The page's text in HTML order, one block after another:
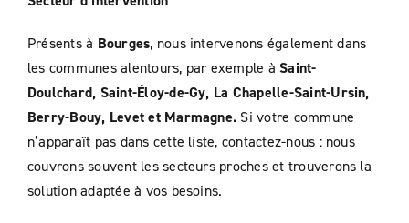
Présents à Bourges, nous intervenons également dans
les communes alentours, par exemple àSaint-
Doulchard, Saint-Éloy-de-Gy, La Chapelle-Saint-Ursin,
Berry-Bouy, Levet et Marmagne. Si votre commune
n’apparaît pas dans cette liste, contactez-nous : nous
couvrons souvent les secteurs proches et trouverons la
solution adaptée à vos besoins.